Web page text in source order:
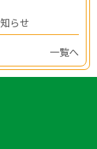
らせ
一覧へ